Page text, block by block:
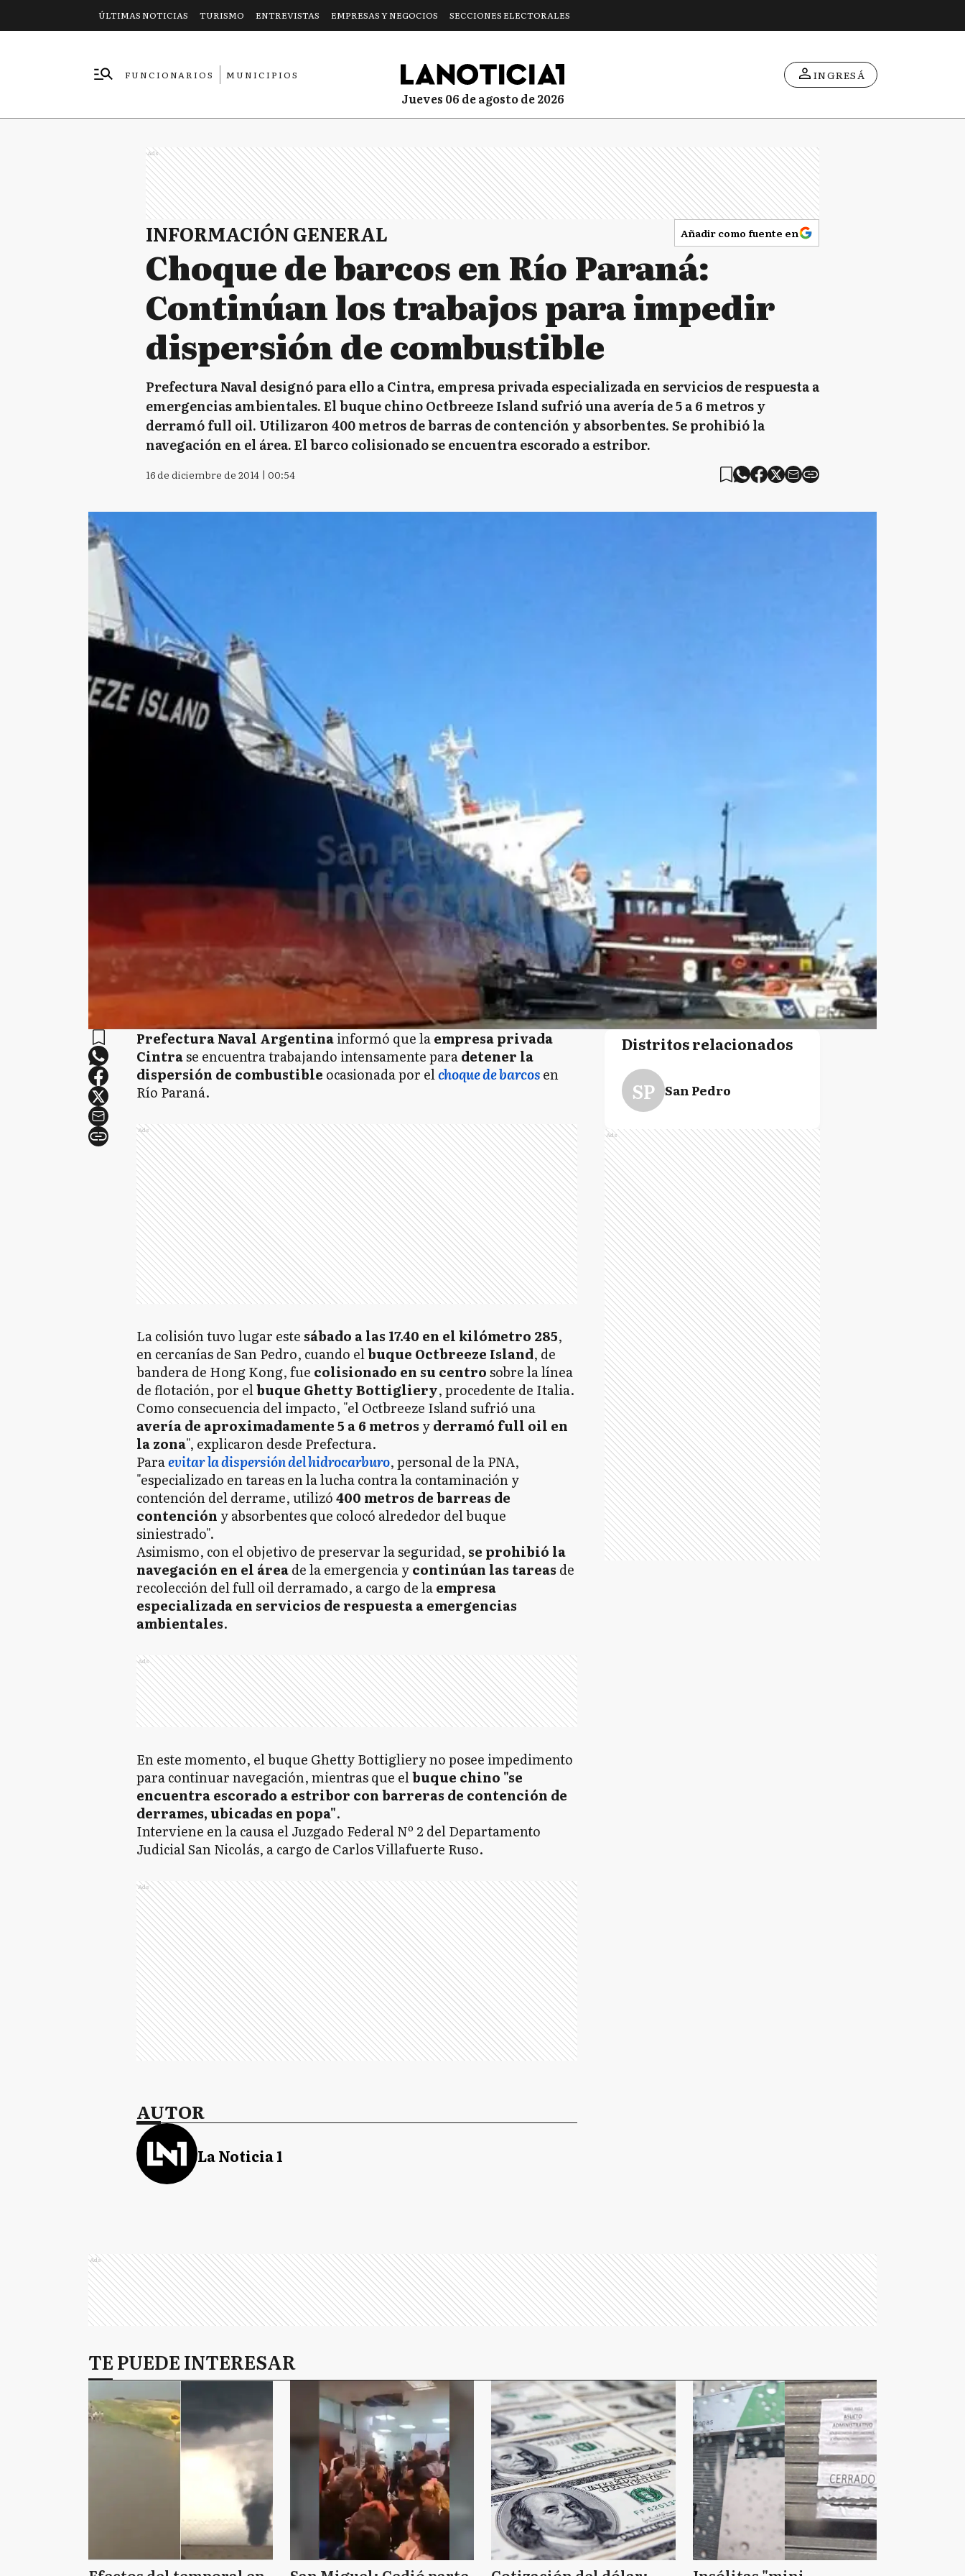
ÚLTIMAS NOTICIAS TURISMO ENTREVISTAS EMPRESAS Y NEGOCIOS SECCIONES ELECTORALES
FUNCIONARIOS
MUNICIPIOS
jueves 06 de agosto de 2026
INGRESÁ
Ads
INFORMACIÓN GENERAL Añadir como fuente en
Choque de barcos en Río Paraná:
Continúan los trabajos para impedir
dispersión de combustible
Prefectura Naval designó para ello a Cintra, empresa privada especializada en servicios de respuesta a
emergencias ambientales. El buque chino Octbreeze Island sufrió una avería de 5 a 6 metros y
derramó full oil. Utilizaron 400 metros de barras de contención y absorbentes. Se prohibió la
navegación en el área. El barco colisionado se encuentra escorado a estribor.
16 de diciembre de 2014 | 00:54
Prefectura Naval Argentinainformó que laempresa privada
Cintrase encuentra trabajando intensamente paradetener la
dispersión de combustible ocasionada por elchoque de barcosen
Río Paraná.
Ads
La colisión tuvo lugar este sábado a las 17.40 en el kilómetro 285,
en cercanías de San Pedro, cuando elbuque Octbreeze Island, de
bandera de Hong Kong, fue colisionado en su centrosobre la línea
de flotación, por elbuque Ghetty Bottigliery, procedente de Italia.
Como consecuencia del impacto, "el Octbreeze Island sufrió una
avería de aproximadamente 5 a 6 metros yderramó full oil en
la zona", explicaron desde Prefectura.
Paraevitar la dispersión del hidrocarburo, personal de la PNA,
"especializado en tareas en la lucha contra la contaminación y
contención del derrame, utilizó400 metros de barreas de
contención y absorbentes que colocó alrededor del buque
siniestrado".
Asimismo, con el objetivo de preservar la seguridad, se prohibió la
navegación en el áreade la emergencia ycontinúan las tareas de
recolección del full oil derramado, a cargo de laempresa
especializada en servicios de respuesta a emergencias
ambientales.
Ads
En este momento, el buque Ghetty Bottigliery no posee impedimento
para continuar navegación, mientras que elbuque chino "se
encuentra escorado a estribor con barreras de contención de
derrames, ubicadas en popa".
Interviene en la causa el Juzgado Federal Nº 2 del Departamento
Judicial San Nicolás, a cargo de Carlos Villafuerte Ruso.
Ads
AUTOR
La Noticia 1
Distritos relacionados
SP San Pedro
Ads
Ads
TE PUEDE INTERESAR